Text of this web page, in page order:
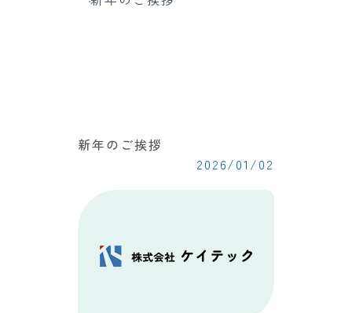
新年のご挨拶
2026/01/02